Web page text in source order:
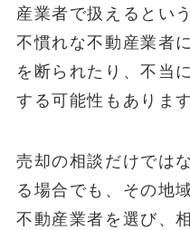
産業者で扱えるとい
不慣れな不動産業者
を断られたり、不当
する可能性もあります
売却の相談だけでは
る場合でも、その地
不動産業者を選び、